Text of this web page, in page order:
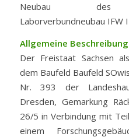
Neubau des
Laborverbundneubau IFW
Allgemeine
Der Freistaat Sachsen
dem Baufeld Baufeld
Nr. 393 der
Dresden, Gemarkung
26/5 in Verbindung mit
einem